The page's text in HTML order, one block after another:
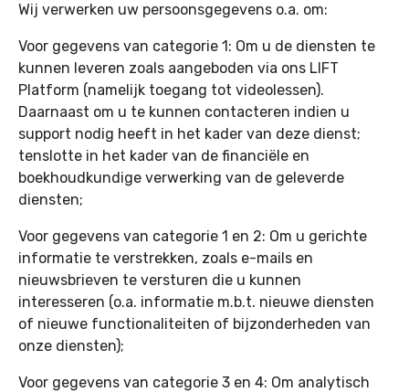
Wij verwerken uw persoonsgegevens o.a. om:
Voor gegevens van categorie 1: Om u de diensten te
kunnen leveren zoals aangeboden via ons LIFT
Platform (namelijk toegang tot videolessen).
Daarnaast om u te kunnen contacteren indien u
support nodig heeft in het kader van deze dienst;
tenslotte in het kader van de financiële en
boekhoudkundige verwerking van de geleverde
diensten;
Voor gegevens van categorie 1 en 2: Om u gerichte
informatie te verstrekken, zoals e-mails en
nieuwsbrieven te versturen die u kunnen
interesseren (o.a. informatie m.b.t. nieuwe diensten
of nieuwe functionaliteiten of bijzonderheden van
onze diensten);
Voor gegevens van categorie 3 en 4: Om analytisch